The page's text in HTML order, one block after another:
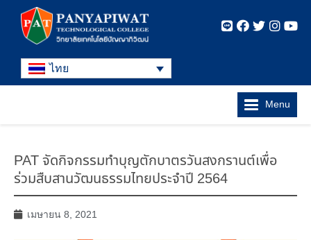
ไทย
Menu
PAT จัดกิจกรรมทำบุญตักบาตรวันสงกรานต์เพื่อ
ร่วมสืบสานวัฒนธรรมไทยประจำปี 2564
เมษายน 8, 2021